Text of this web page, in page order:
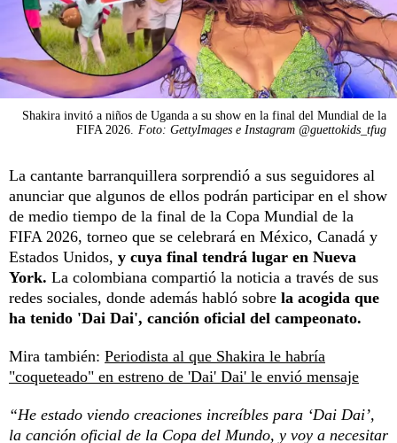
Shakira invitó a niños de Uganda a su show en la final del Mundial de la
FIFA 2026.
Foto: GettyImages e Instagram @guettokids_tfug
La cantante barranquillera sorprendió a sus seguidores al
anunciar que algunos de ellos podrán participar en el show
de medio tiempo de la final de la Copa Mundial de la
FIFA 2026, torneo que se celebrará en México, Canadá y
Estados Unidos, y cuya final tendrá lugar en Nueva
York. La colombiana compartió la noticia a través de sus
redes sociales, donde además habló sobre la acogida que
ha tenido 'Dai Dai', canción oficial del campeonato.
Mira también: Periodista al que Shakira le habría
"coqueteado" en estreno de 'Dai' Dai' le envió mensaje
“He estado viendo creaciones increíbles para ‘Dai Dai’,
la canción oficial de la Copa del Mundo, y voy a necesitar